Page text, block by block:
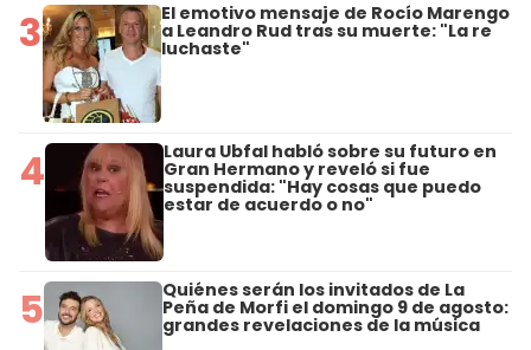
3 El emotivo mensaje de Rocío Marengo
a Leandro Rud tras su muerte: "La re
luchaste"
4 Laura Ubfal habló sobre su futuro en
Gran Hermano y reveló si fue
suspendida: "Hay cosas que puedo
estar de acuerdo o no"
5 Quiénes serán los invitados de La
Peña de Morfi el domingo 9 de agosto:
grandes revelaciones de la música